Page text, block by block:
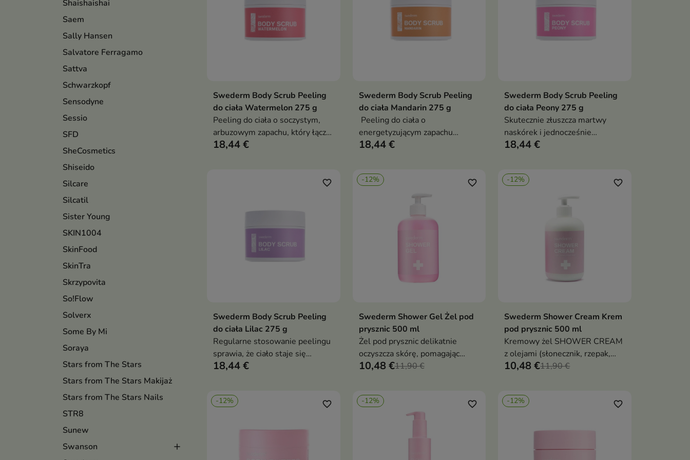
Shaishaishai
Saem
Sally Hansen
Salvatore Ferragamo
Sattva
Schwarzkopf
Sensodyne
Sessio
SFD
SheCosmetics
Shiseido
Silcare
Silcatil
Sister Young
SKIN1004
SkinFood
SkinTra
Skrzypovita
So!Flow
Solverx
Some By Mi
Soraya
Stars from The Stars
Stars from The Stars Makijaż
Stars from The Stars Nails
STR8
Sunew
Swanson
Dodaj do koszyka
Swederm Body Scrub Peeling
do ciała Watermelon 275 g
Peeling do ciała o soczystym,
arbuzowym zapachu, który łączy
skuteczne złuszczanie z
18,44 €
Dodaj do koszyka
Swederm Body Scrub Peeling
do ciała Mandarin 275 g
Peeling do ciała o
energetyzującym zapachu
mandarynki, który skutecznie
skóry
18,44 €
Dodaj do koszyka
Swederm Body Scrub Peeling
do ciała Peony 275 g
Skutecznie złuszcza martwy
naskórek i jednocześnie
pielęgnuje skórę.
18,44 €
Dodaj do koszyka
favorite_border
Swederm Body Scrub Peeling
do ciała Lilac 275 g
Regularne stosowanie peelingu
sprawia, że ciało staje się
bardziej miękkie, zadbane i
18,44 €
-12%
Dodaj do koszyka
favorite_border
Swederm Shower Gel Żel pod
prysznic 500 ml
Żel pod prysznic delikatnie
oczyszcza skórę, pomagając
zachować jej naturalną barierę
skórę przyjemną w dotyku
10,48 €11,90 €
-12%
Dodaj do koszyka
favorite_border
Swederm Shower Cream Krem
pod prysznic 500 ml
Kremowy żel SHOWER CREAM
z olejami (słonecznik, rzepak,
migdał) delikatnie oczyszcza,
ściągnięcia i lepkości
10,48 €11,90 €
-12% favorite_border -12% favorite_border -12% favorite_border